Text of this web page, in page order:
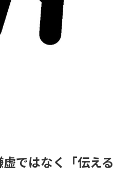
虚ではなく「伝え